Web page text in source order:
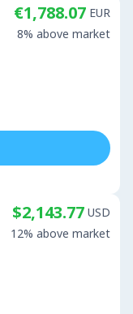
€1,788.07 EUR
8% above market
$2,143.77 USD
12% above market